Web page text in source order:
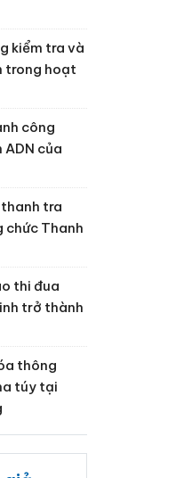
kiểm tra và
trong hoạt
công
ADN của
tra
chức Thanh
thi đua
trở thành
thông
túy tại